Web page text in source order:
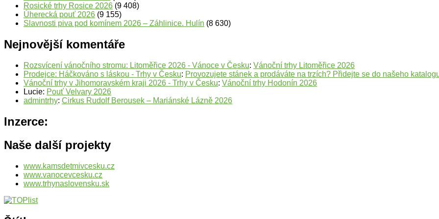
Rosické trhy Rosice 2026 (9 408)
Úherecká pouť 2026 (9 155)
Slavnosti piva pod komínem 2026 – Záhlinice. Hulín (8 630)
Nejnovější komentáře
Rozsvícení vánočního stromu: Litoměřice 2026 - Vánoce v Česku: Vánoční trhy Litoměřice 2026
Prodejce: Háčkováno s láskou - Trhy v Česku: Provozujete stánek a prodáváte na trzích? Přidejte se do našeho
Vánoční trhy v Jihomoravském kraji 2026 - Trhy v Česku: Vánoční trhy Hodonín 2026
Lucie: Pouť Velvary 2026
admintrhy: Cirkus Rudolf Berousek – Mariánské Lázně 2026
Inzerce:
Naše další projekty
www.kamsdetmivcesku.cz
www.vanocevcesku.cz
www.trhynaslovensku.sk